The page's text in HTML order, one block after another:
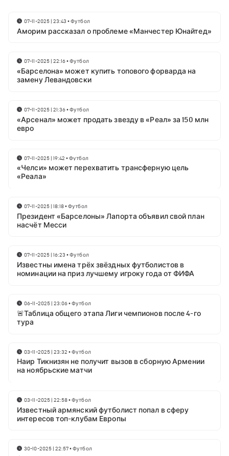
07-11-2025 | 23:43 •Футбол
Аморим рассказал о проблеме «Манчестер Юнайтед»
07-11-2025 | 22:16•Футбол
«Барселона» может купить топового форварда на
замену Левандовски
07-11-2025 | 21:36•Футбол
«Арсенал» может продать звезду в «Реал» за 150 млн
евро
07-11-2025 | 19:42 •Футбол
«Челси» может перехватить трансферную цель
«Реала»
07-11-2025 | 18:18•Футбол
Президент «Барселоны» Лапорта объявил свой план
насчёт Месси
07-11-2025 | 16:23 •Футбол
Известны имена трёх звёздных футболистов в
номинации на приз лучшему игроку года от ФИФА
06-11-2025 | 23:06•Футбол
🚨Таблица общего этапа Лиги чемпионов после 4-го
тура
03-11-2025 | 23:32 •Футбол
Наир Тикнизян не получит вызов в сборную Армении
на ноябрьские матчи
03-11-2025 | 22:58•Футбол
Известный армянский футболист попал в сферу
интересов топ-клубам Европы
30-10-2025 | 22:57•Футбол